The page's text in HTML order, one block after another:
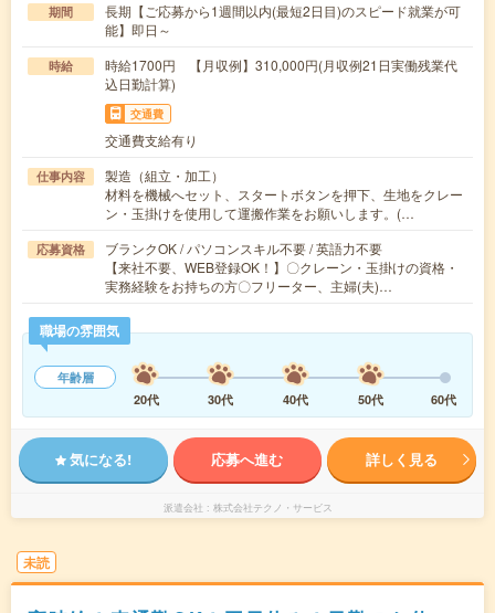
期間
長期【ご応募から1週間以内(最短2日目)のスピード就業が可
能】即日～
時給
時給1700円 【月収例】310,000円(月収例21日実働残業代
込日勤計算)
交通費
交通費支給有り
仕事内容
製造（組立・加工）
材料を機械へセット、スタートボタンを押下、生地をクレー
ン・玉掛けを使用して運搬作業をお願いします。(…
応募資格
ブランクOK / パソコンスキル不要 / 英語力不要
【来社不要、WEB登録OK！】〇クレーン・玉掛けの資格・
実務経験をお持ちの方〇フリーター、主婦(夫)…
職場の雰囲気
年齢層
20代
30代 40代 50代 60代
気になる! 応募へ進む 詳しく見る
派遣会社 株式会社テクノ・サービス
未読